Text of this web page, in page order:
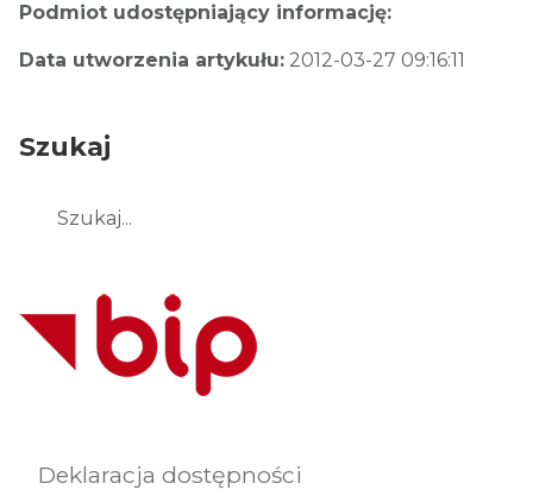
Podmiot udostępniający informację:
Data utworzenia artykułu: 2012-03-27 09:16:11
Szukaj
Deklaracja dostępności